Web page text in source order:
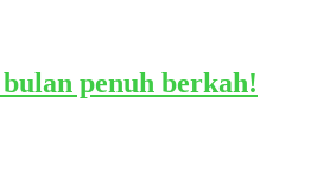
penuh berkah!